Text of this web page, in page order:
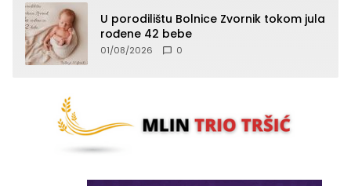
U porodilištu Bolnice Zvornik tokom jula
rođene 42 bebe
01/08/2026 0